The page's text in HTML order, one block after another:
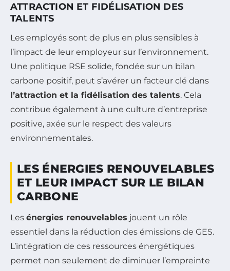
ATTRACTION ET FIDÉLISATION DES
TALENTS
Les employés sont de plus en plus sensibles à
l’impact de leur employeur sur l’environnement.
Une politique RSE solide, fondée sur un bilan
carbone positif, peut s’avérer un facteur clé dans
l’attraction et la fidélisation des talents. Cela
contribue également à une culture d’entreprise
positive, axée sur le respect des valeurs
environnementales.
LES ÉNERGIES RENOUVELABLES
ET LEUR IMPACT SUR LE BILAN
CARBONE
Les énergies renouvelables jouent un rôle
essentiel dans la réduction des émissions de GES.
L’intégration de ces ressources énergétiques
permet non seulement de diminuer l’empreinte